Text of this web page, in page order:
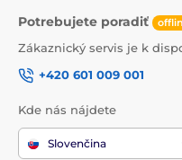
Potrebujete poradiť
Zákaznický servis je k
+420 601 009 001
Kde nás nájdete
Slovenčina